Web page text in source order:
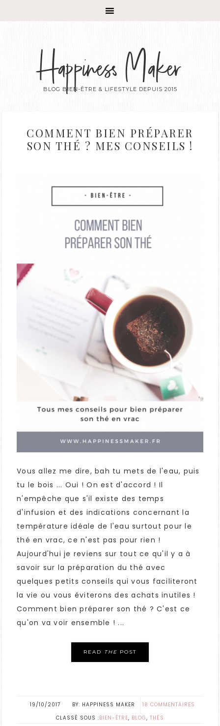
Happiness Maker
BLOG BIEN-ÊTRE & LIFESTYLE DEPUIS 2015
COMMENT BIEN PRÉPARER
SON THÉ ? MES CONSEILS !
Vous allez me dire, bah tu mets de l'eau, puis
tu le bois ... Oui ! On est d'accord ! Il
n'empêche que s'il existe des temps
d'infusion et des indications concernant la
température idéale de l'eau surtout pour le
thé en vrac, ce n'est pas pour rien !
Aujourd'hui je reviens sur tout ce qu'il y a à
savoir sur la préparation du thé avec
quelques petits conseils qui vous faciliteront
la vie ou vous éviterons des achats inutiles !
Comment bien préparer son thé ? C'est ce
qu'on va voir ensemble ! ...
READ THE POST
19/10/2017 HAPPINESS MAKER
18 COMMENTAIRES
CLASSÉ SOUS :BIEN-ÊTRE, BLOG, THÉS